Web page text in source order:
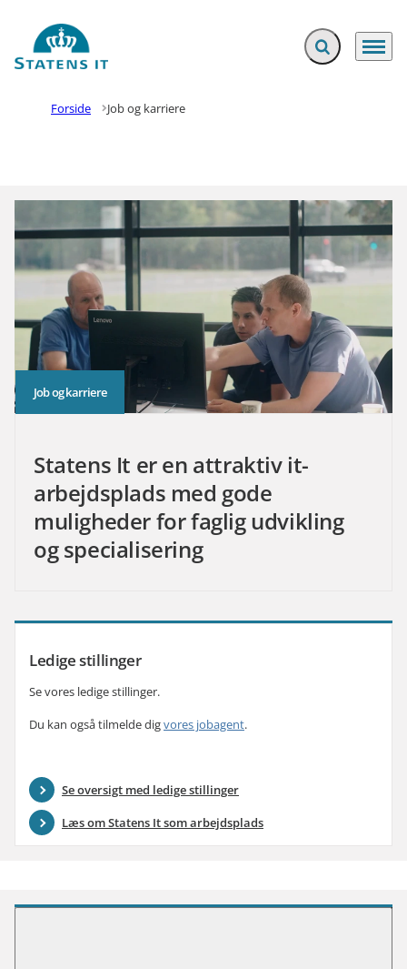
Gå til forsiden Fold søgefelt ud
Menu
Forside Job og karriere
Job og karriere
Statens It er en attraktiv it-
arbejdsplads med gode
muligheder for faglig udvikling
og specialisering
Ledige stillinger
Se vores ledige stillinger.
Du kan også tilmelde digvores jobagent.
Se oversigt med ledige stillinger
Læs om Statens It som arbejdsplads